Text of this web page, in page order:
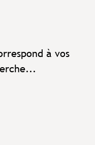
à vos